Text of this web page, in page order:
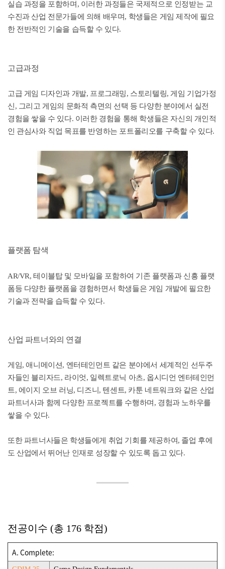
실습 과정을 포함하며, 이러한 과정들은 국제적으로 인정받는 교
수진과 산업 전문가들에 의해 배우며, 학생들은 게임 제작에 필요
한 전반적인 기술을 습득할 수 있다.
고급과정
고급 게임 디자인과 개발, 프로그래밍, 스토리텔링, 게임 기업가정
신, 그리고 게임의 문화적 측면의 선택 등 다양한 분야에서 실전
경험을 쌓을 수 있다. 이러한 경험을 통해 학생들은 자신의 개인적
인 관심사와 직업 목표를 반영하는 포트폴리오를 구축할 수 있다.
플랫폼 탐색
AR/VR, 테이블탑 및 모바일을 포함하여 기존 플랫폼과 신흥 플랫
폼등 다양한 플랫폼을 경험하면서 학생들은 게임 개발에 필요한
기술과 전략을 습득할 수 있다.
산업 파트너와의 연결
게임, 애니메이션, 엔터테인먼트 같은 분야에서 세계적인 선두주
자들인 블리자드, 라이엇, 일렉트로닉 아츠, 옵시디언 엔터테인먼
트, 에이지 오브 러닝, 디즈니, 텐센트, 카툰 네트워크와 같은 산업
파트너사과 함께 다양한 프로젝트를 수행하며, 경험과 노하우를
쌓을 수 있다.
또한 파트너사들은 학생들에게 취업 기회를 제공하여, 졸업 후에
도 산업에서 뛰어난 인재로 성장할 수 있도록 돕고 있다.
전공이수 (총 176 학점)
A. Complete: